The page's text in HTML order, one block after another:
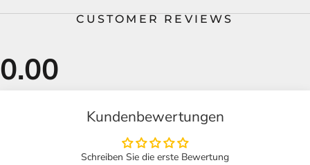
CUSTOMER REVIEWS
Kundenbewertungen
Schreiben Sie die erste Bewertung